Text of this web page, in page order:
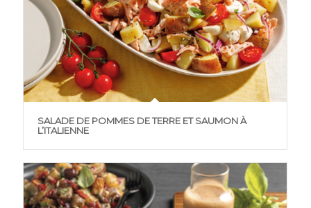
SALADE DE POMMES DE TERRE ET SAUMON À
L’ITALIENNE